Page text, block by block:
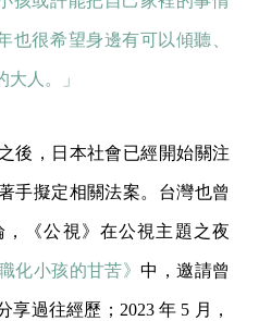
也很希望身邊有可以傾聽、
人。」
後，日本社會已經開始關注
手擬定相關法案。台灣也曾
《公視》在公視主題之夜
化小孩的甘苦》中，邀請曾
過往經歷；2023 年 5 月，